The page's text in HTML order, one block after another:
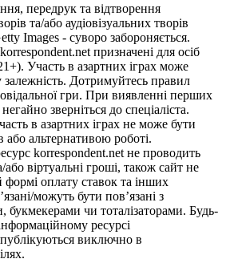
передрук та відтворення
та/або аудіовізуальних творів
Images - суворо забороняється.
призначені для осіб
Участь в азартних іграх може
залежність. Дотримуйтесь правил
гри. При виявленні перших
зверніться до спеціаліста.
в азартних іграх не може бути
або альтернативою роботі.
korrespondent.net не проводить
або віртуальні гроші, також сайт не
формі оплату ставок та інших
можуть бути пов’язані з
букмекерами чи тоталізаторами. Будь-
ресурсі
виключно в